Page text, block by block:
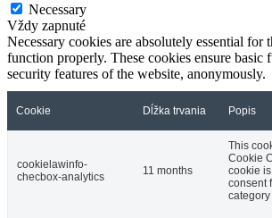
Necessary
Vždy zapnuté
Necessary cookies are absolutely essential for
function properly. These cookies ensure basic
security features of the website, anonymously.
Cookie Dĺžka trvania Popis
cookielawinfo-
checbox-analytics
11 months
This
Cookie
cookie
consent